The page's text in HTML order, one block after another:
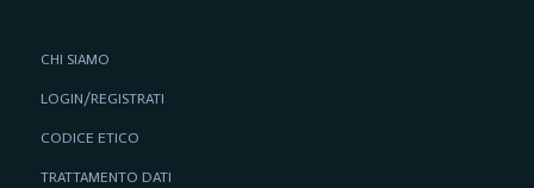
CHI SIAMO
LOGIN/REGISTRATI
CODICE ETICO
TRATTAMENTO DATI